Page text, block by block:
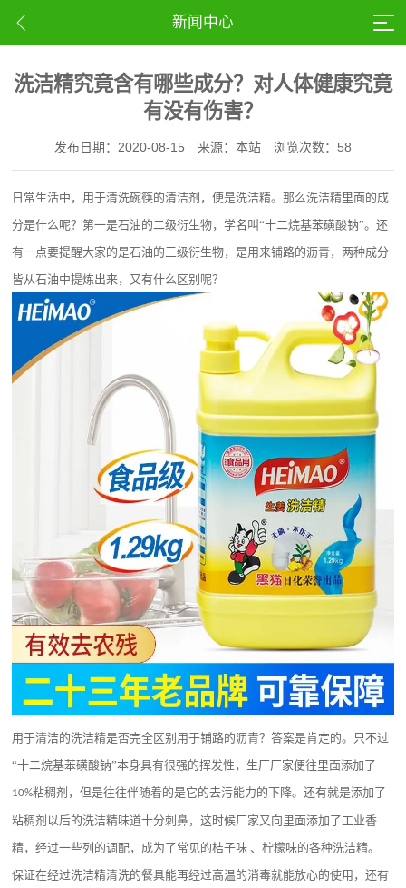
新闻中心
洗洁精究竟含有哪些成分？对人体健康究竟
有没有伤害？
发布日期：2020-08-15 来源：本站 浏览次数：58
日常生活中，用于清洗碗筷的清洁剂，便是洗洁精。那么洗洁精里面的成
分是什么呢？第一是石油的二级衍生物，学名叫“十二烷基苯磺酸钠”。还
有一点要提醒大家的是石油的三级衍生物，是用来铺路的沥青，两种成分
皆从石油中提炼出来，又有什么区别呢？
用于清洁的洗洁精是否完全区别用于铺路的沥青？答案是肯定的。只不过
“十二烷基苯磺酸钠”本身具有很强的挥发性，生厂厂家便往里面添加了
10%粘稠剂，但是往往伴随着的是它的去污能力的下降。还有就是添加了
粘稠剂以后的洗洁精味道十分刺鼻，这时候厂家又向里面添加了工业香
精，经过一些列的调配，成为了常见的桔子味 、柠檬味的各种洗洁精。
保证在经过洗洁精清洗的餐具能再经过高温的消毒就能放心的使用，还有